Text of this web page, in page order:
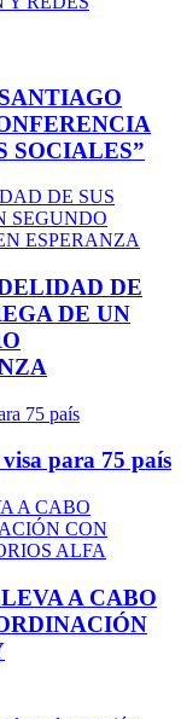
SOCIALES”
DE
DE UN
para 75 país
A CABO